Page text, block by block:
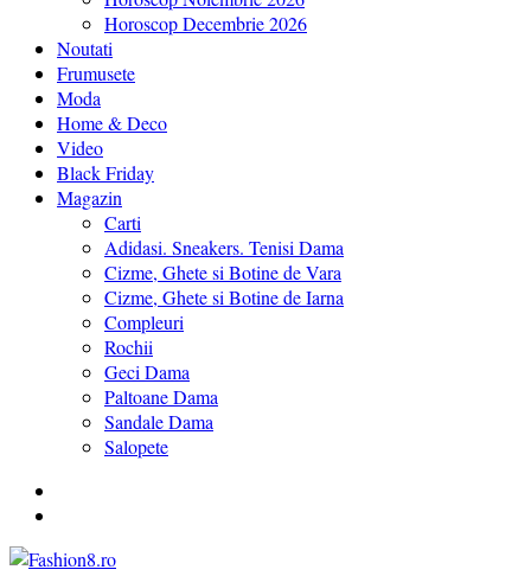
Horoscop Decembrie 2026
Noutati
Frumusete
Moda
Home & Deco
Video
Black Friday
Magazin
Carti
Adidasi. Sneakers. Tenisi Dama
Cizme, Ghete si Botine de Vara
Cizme, Ghete si Botine de Iarna
Compleuri
Rochii
Geci Dama
Paltoane Dama
Sandale Dama
Salopete